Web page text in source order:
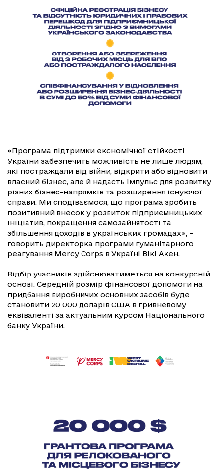
«Програма підтримки економічної стійкості
України забезпечить можливість не лише людям,
які постраждали від війни, відкрити або відновити
власний бізнес, але й надасть імпульс для розвитку
різних бізнес-напрямків та розширення існуючої
справи. Ми сподіваємося, що програма зробить
позитивний внесок у розвиток підприємницьких
ініціатив, покращення самозайнятості та
збільшення доходів в українських громадах», –
говорить директорка програми гуманітарного
реагування Mercy Corps в Україні Вікі Акен.
Відбір учасників здійснюватиметься на конкурсній
основі. Середній розмір фінансової допомоги на
придбання виробничих основних засобів буде
становити 20 000 доларів США в гривневому
еквіваленті за актуальним курсом Національного
банку України.